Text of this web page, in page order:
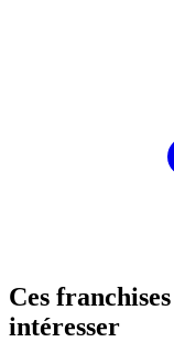
Ces
intéresser